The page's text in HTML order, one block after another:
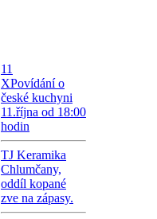
11
XPovídání o
české kuchyni
11.října od 18:00
hodin
TJ Keramika
Chlumčany,
oddíl kopané
zve na zápasy.